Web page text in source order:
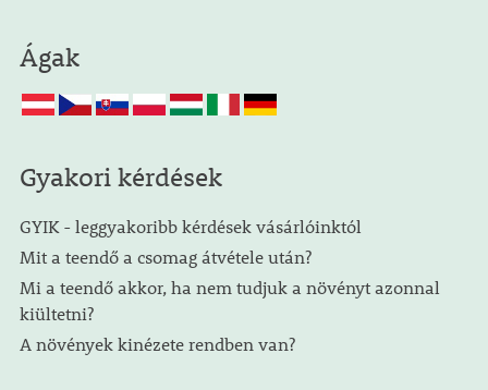
Ágak
Gyakori kérdések
GYIK - leggyakoribb kérdések vásárlóinktól
Mit a teendő a csomag átvétele után?
Mi a teendő akkor, ha nem tudjuk a növényt azonnal
kiültetni?
A növények kinézete rendben van?